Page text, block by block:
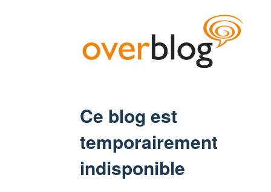
Ce blog est
temporairement
indisponible